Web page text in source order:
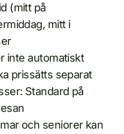
(mitt på
mitt i
inte automatiskt
prissätts separat
Standard på
och seniorer kan